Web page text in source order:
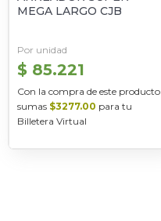
MEGA LARGO CJB
Por unidad
$ 85.221
Con la compra de este producto
sumas $3277.00 para tu
Billetera Virtual